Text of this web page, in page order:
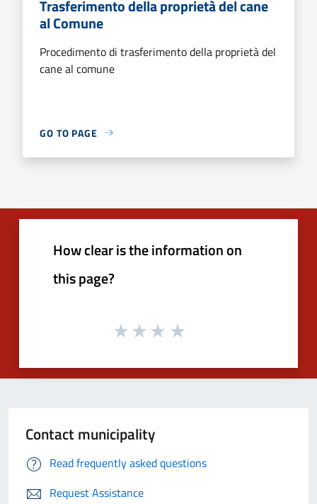
Trasferimento della proprietà del cane
al Comune
Procedimento di trasferimento della proprietà del
cane al comune
GO TO PAGE
How clear is the information on
this page?
Contact municipality
Read frequently asked questions
Request Assistance